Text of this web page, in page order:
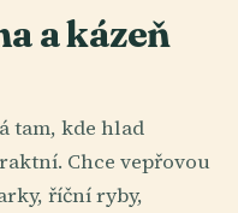
a kázeň
tam, kde hlad
Chce vepřovou
říční ryby,